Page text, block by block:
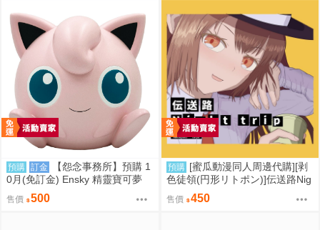
預購 訂金
【怨念事務所】預購 1
0月(免訂金) Ensky 精靈寶可夢
神奇寶貝 軟膠時間系列 寶可夢存
錢筒 胖丁 0816
售價 500
預購 [蜜瓜動漫同人周邊代購][剥
色徒領(円形リトポン)]伝送路Nig
ht trip(東方Project)(同人專輯)
售價 450